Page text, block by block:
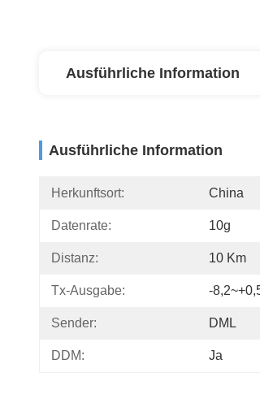
Ausführliche Information
Ausführliche Information
Herkunftsort: China
Datenrate: 10g
Distanz: 10 Km
Tx-Ausgabe: -
Sender: DML
DDM: Ja